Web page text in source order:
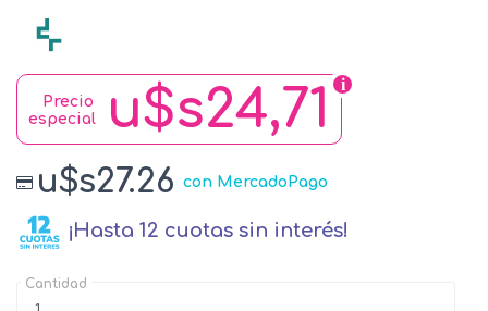
u$s24,71
Precio
especial
u$s27.26 con MercadoPago
¡Hasta 12 cuotas sin interés!
Cantidad